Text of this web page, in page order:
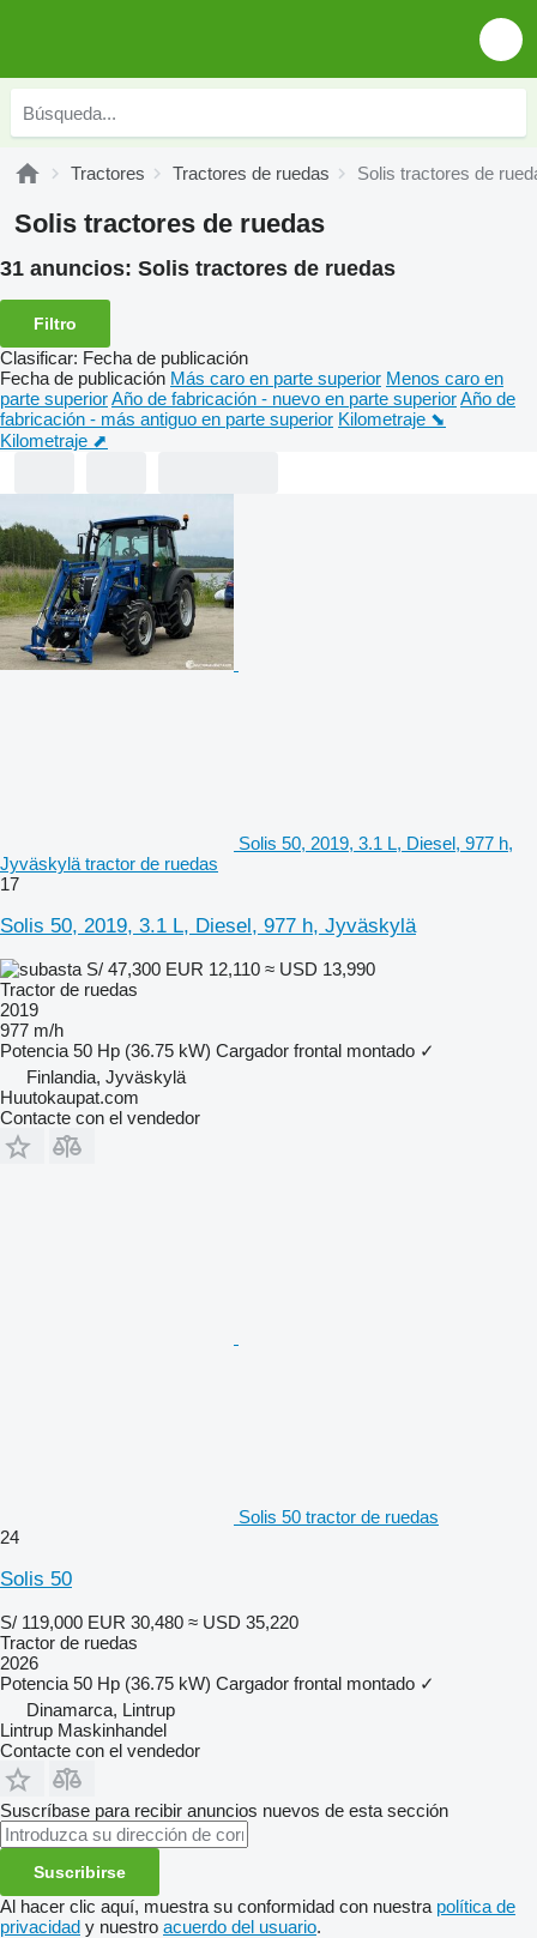
Tractores Tractores de ruedas Solis tractores de
Solis tractores de ruedas
31 anuncios: Solis tractores de ruedas
Filtro
Clasificar: Fecha de publicación
Fecha de publicación Más caro en parte superior Menos caro en
parte superiorAño de fabricación - nuevo en parte superiorAño de
fabricación - más antiguo en parte superior Kilometraje ⬊
Kilometraje ⬈
Solis 50, 2019, 3.1 L, Diesel, 977 h,
Jyväskylä tractor de ruedas
17
Solis 50, 2019, 3.1 L, Diesel, 977 h, Jyväskylä
S/ 47,300 EUR 12,110 ≈ USD 13,990
Tractor de ruedas
2019
977 m/h
Potencia 50 Hp (36.75 kW) Cargador frontal montado ✓
Finlandia, Jyväskylä
Huutokaupat.com
Contacte con el vendedor
Solis 50 tractor de ruedas
24
Solis 50
S/ 119,000 EUR 30,480 ≈ USD 35,220
Tractor de ruedas
2026
Potencia 50 Hp (36.75 kW) Cargador frontal montado ✓
Dinamarca, Lintrup
Lintrup Maskinhandel
Contacte con el vendedor
Suscríbase para recibir anuncios nuevos de esta sección
Suscribirse
Al hacer clic aquí, muestra su conformidad con nuestra política de
privacidad y nuestro acuerdo del usuario.